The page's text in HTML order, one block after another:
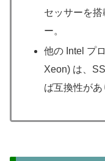
セッサーを
ー。
他の Intel プ
Xeon) は、
ば互換性があ